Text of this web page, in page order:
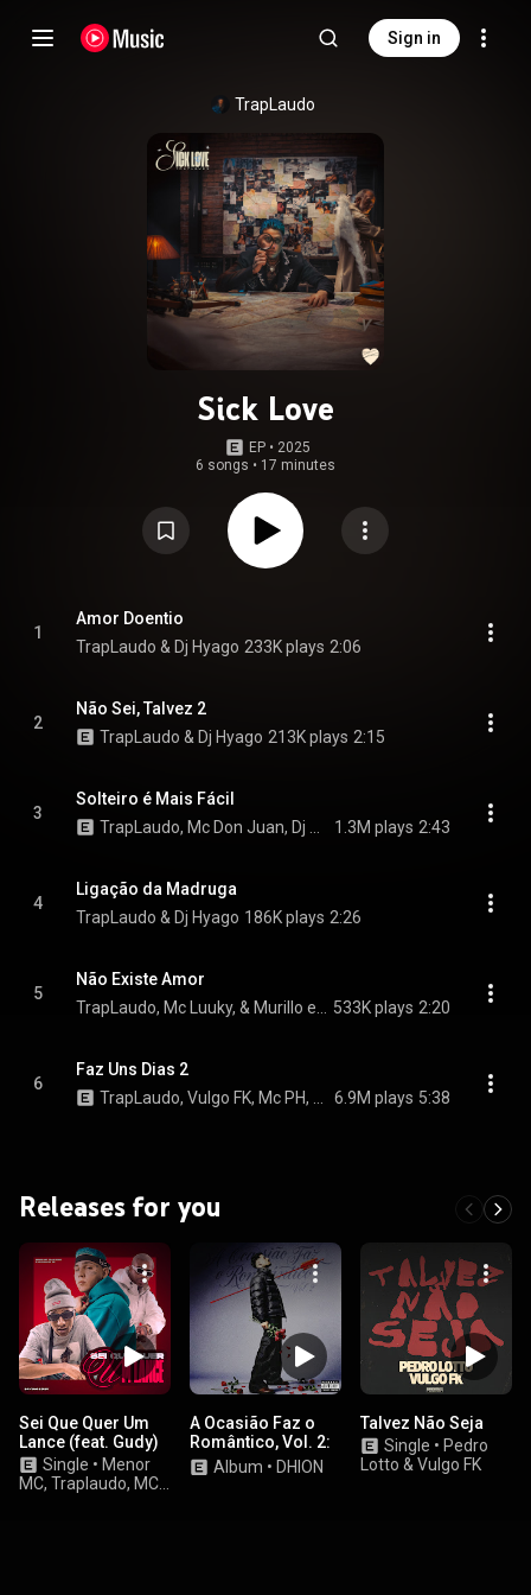
Sign in
TrapLaudo
Sick Love
EP • 2025
6 songs • 17 minutes
1
Amor Doentio
TrapLaudo & Dj Hyago 233K plays 2:06
2
Não Sei, Talvez 2
TrapLaudo & Dj Hyago 213K plays 2:15
3
Solteiro é Mais Fácil
1.3M plays 2:43
4
Ligação da Madruga
TrapLaudo & Dj Hyago 186K plays 2:26
5
Não Existe Amor
533K plays 2:20
6
Faz Uns Dias 2
6.9M plays 5:38
Releases for you
Sei Que Quer Um
Lance (feat. Gudy)
Single • Menor
MC, Traplaudo, MC
A Ocasião Faz o
Romântico, Vol. 2:
Cartas, Beijos &
Segredos
Album • DHION
Talvez Não Seja
Single • Pedro
Lotto & Vulgo FK